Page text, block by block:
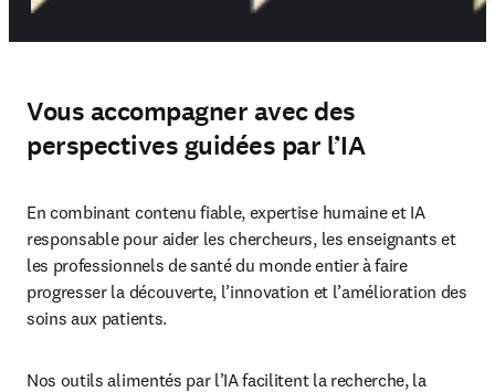
Vous accompagner avec des
perspectives guidées par l’IA
En combinant contenu fiable, expertise humaine et IA
responsable pour aider les chercheurs, les enseignants et
les professionnels de santé du monde entier à faire
progresser la découverte, l’innovation et l’amélioration des
soins aux patients.
Nos outils alimentés par l’IA facilitent la recherche, la